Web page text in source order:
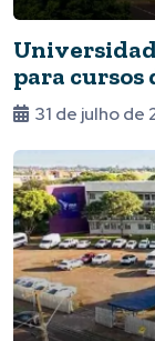
para cursos
Foz31 de julho de